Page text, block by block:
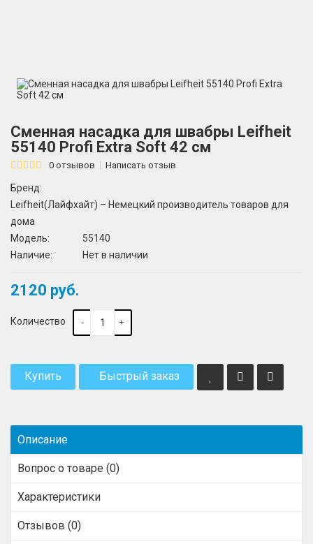
Сменная насадка для швабры Leifheit
55140 Profi Extra Soft 42 см
0 отзывов Написать отзыв
Бренд:
Leifheit(Лайфхайт) – Немецкий производитель товаров для
дома
Модель:
55140
Наличие:
Нет в наличии
2120 руб.
Количество - +
Купить Быстрый заказ
Описание
Вопрос о товаре (0)
Характеристики
Отзывов (0)